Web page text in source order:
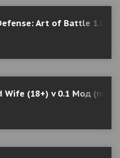
Art of Battle 1.0
Wife (18+) v 0.1 Мод